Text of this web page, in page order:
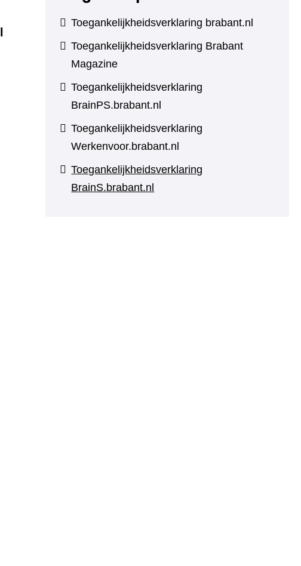
Toegankelijkheidsverklaring brabant.nl
Toegankelijkheidsverklaring Brabant
Magazine
Toegankelijkheidsverklaring
BrainPS.brabant.nl
Toegankelijkheidsverklaring
Werkenvoor.brabant.nl
Toegankelijkheidsverklaring
BrainS.brabant.nl